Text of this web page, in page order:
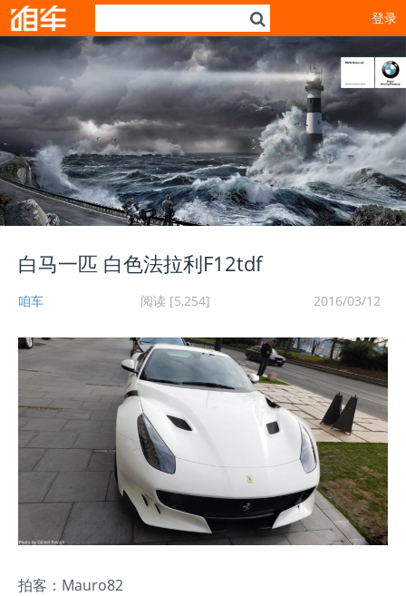
登录
白马一匹 白色法拉利F12tdf
咱车 阅读 [5,254] 2016/03/12
拍客：Mauro82